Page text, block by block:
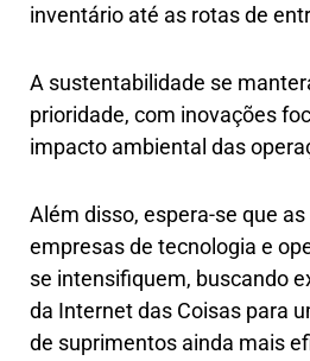
inventário até as rotas de
A sustentabilidade se
prioridade, com inovações
impacto ambiental das
Além disso, espera-se que
empresas de tecnologia e
se intensifiquem, buscando
da Internet das Coisas para
de suprimentos ainda mais